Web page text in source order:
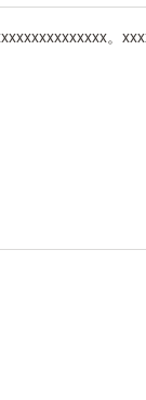
。